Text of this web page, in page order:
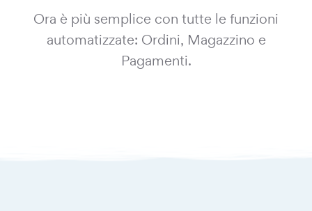
Ora è più semplice con tutte le funzioni
automatizzate: Ordini, Magazzino e
Pagamenti.